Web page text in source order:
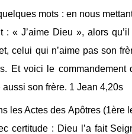
mots : en nous
: « J’aime Dieu », alors
celui qui n’aime pas son
Et voici le
aussi son frère. 1 Jean 4,20s
les Actes des Apôtres (1ère
certitude : Dieu l’a fait